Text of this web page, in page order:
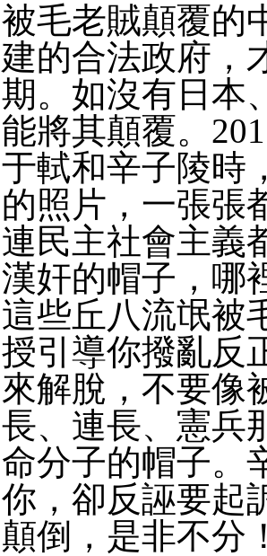
被毛老賊顛覆的
建的合法政府，
期。如沒有日本
能將其顛覆。
于軾和辛子陵時
的照片，一張張
連民主社會主義
漢奸的帽子，哪
這些丘八流氓被
授引導你撥亂反
來解脫，不要像
長、連長、憲兵
命分子的帽子。
你，卻反誣要起
顛倒，是非不分！